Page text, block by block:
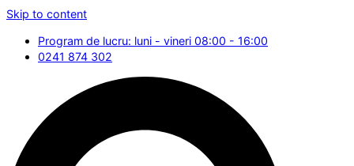
Skip to content
Program de lucru: luni - vineri 08:00 - 16:00
0241 874 302